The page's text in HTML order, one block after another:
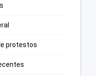
protestos